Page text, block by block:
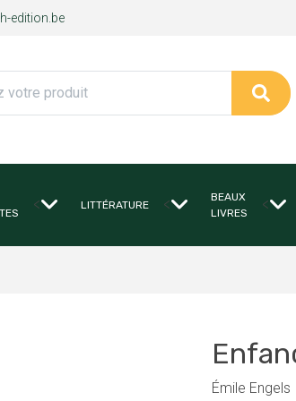
edition.be
< LITTÉRATURE <
BEAUX
LIVRES
<
Émile Engels